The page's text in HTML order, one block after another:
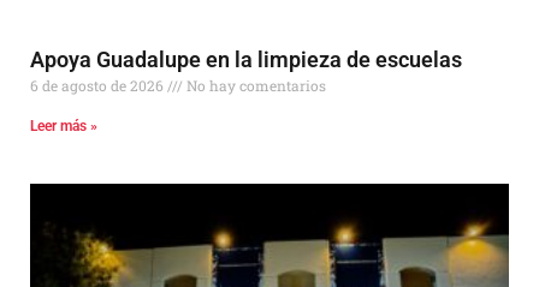
Apoya Guadalupe en la limpieza de escuelas
6 de agosto de 2026 No hay comentarios
Leer más »